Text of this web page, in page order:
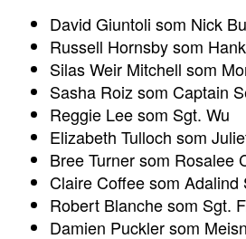
David Giuntoli som Nick
Russell Hornsby som
Silas Weir Mitchell som
Sasha Roiz som Captain
Reggie Lee som Sgt. Wu
Elizabeth Tulloch som
Bree Turner som Rosalee
Claire Coffee som Adalind
Robert Blanche som Sgt.
Damien Puckler som